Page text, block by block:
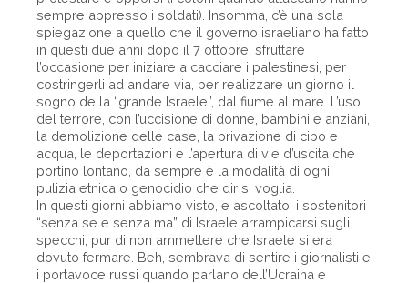
sempre appresso i soldati). Insomma, c’è una sola
spiegazione a quello che il governo israeliano ha fatto
in questi due anni dopo il 7 ottobre: sfruttare
l’occasione per iniziare a cacciare i palestinesi, per
costringerli ad andare via, per realizzare un giorno il
sogno della “grande Israele”, dal fiume al mare. L’uso
del terrore, con l’uccisione di donne, bambini e anziani,
la demolizione delle case, la privazione di cibo e
acqua, le deportazioni e l’apertura di vie d’uscita che
portino lontano, da sempre è la modalità di ogni
pulizia etnica o genocidio che dir si voglia.
In questi giorni abbiamo visto, e ascoltato, i sostenitori
“senza se e senza ma” di Israele arrampicarsi sugli
specchi, pur di non ammettere che Israele si era
dovuto fermare. Beh, sembrava di sentire i giornalisti e
i portavoce russi quando parlano dell’Ucraina e